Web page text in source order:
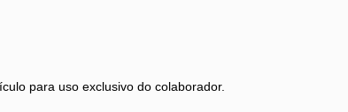
para uso exclusivo do colaborador.